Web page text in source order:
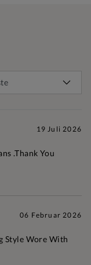
19 Juli 2026
.Thank You
06 Februar 2026
Style Wore With